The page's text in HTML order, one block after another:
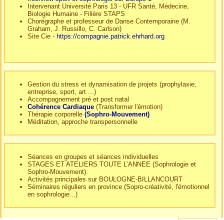
Intervenant Université Paris 13 - UFR Santé, Médecine,
Biologie Humaine - Filière STAPS
Chorégraphe et professeur de Danse Contemporaine (M.
Graham, J. Russillo, C. Carlson)
Site Cie - https://compagnie.patrick.ehrhard.org
Gestion du stress et dynamisation de projets (prophylaxie,
entreprise, sport, art ...)
Accompagnement pré et post natal
Cohérence Cardiaque (Transformer l'émotion)
Thérapie corporelle (Sophro-Mouvement)
Méditation, approche transpersonnelle
Séances en groupes et séances individuelles
STAGES ET ATELIERS TOUTE L’ANNEE (Sophrologie et
Sophro-Mouvement).
Activités principales sur BOULOGNE-BILLANCOURT
Séminaires réguliers en province (Sopro-créativité, l'émotionnel
en sophrologie...)